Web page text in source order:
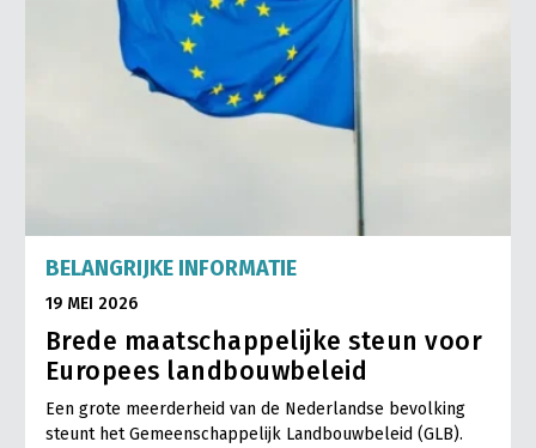
BELANGRIJKE INFORMATIE
19 MEI 2026
Brede maatschappelijke steun voor
Europees landbouwbeleid
Een grote meerderheid van de Nederlandse bevolking
steunt het Gemeenschappelijk Landbouwbeleid (GLB).